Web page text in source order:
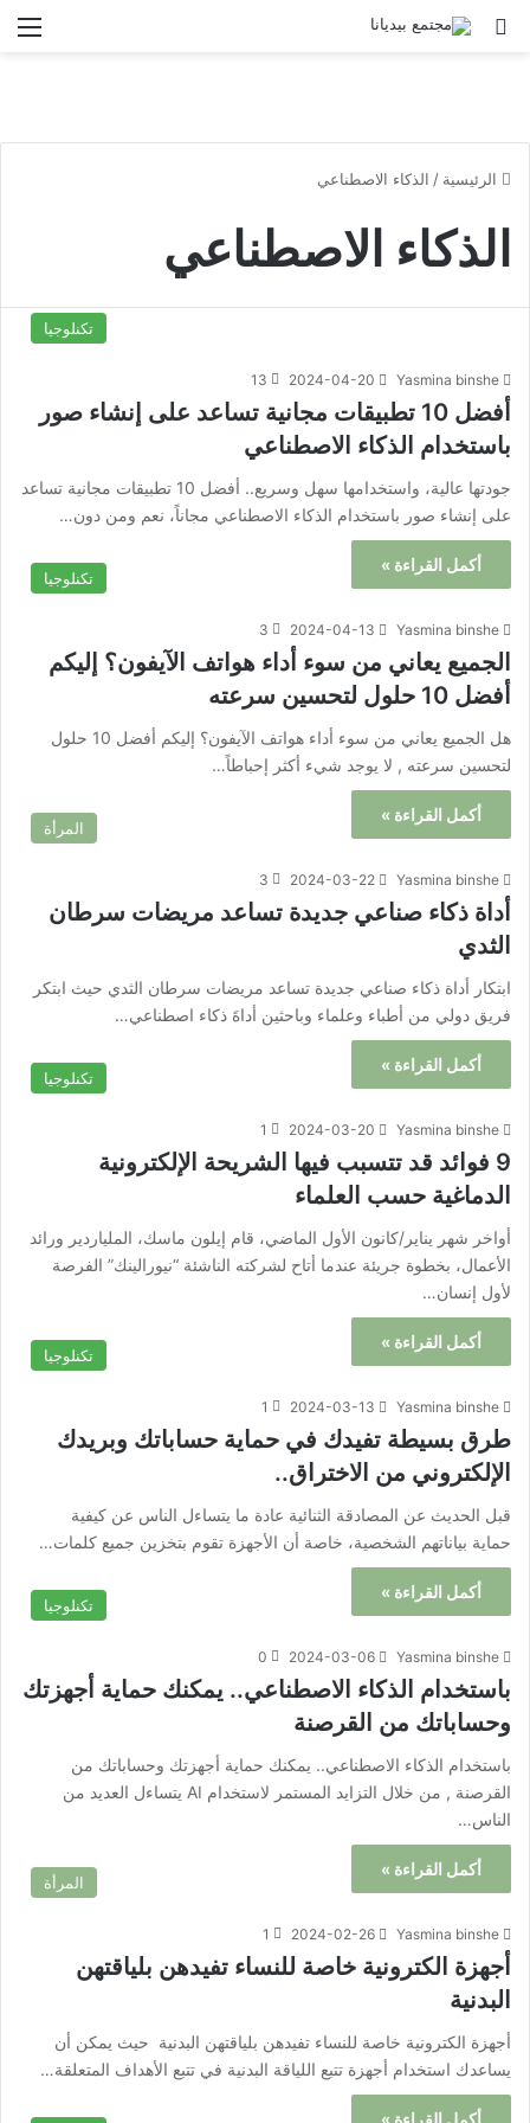
بحث عن
الرئيسية / الذكاء الاصطناعي
الذكاء الاصطناعي
تكنلوجيا
Yasmina binshe
2024-04-20
13
أفضل 10 تطبيقات مجانية تساعد على إنشاء صور
باستخدام الذكاء الاصطناعي
جودتها عالية، واستخدامها سهل وسريع.. أفضل 10 تطبيقات مجانية تساعد
على إنشاء صور باستخدام الذكاء الاصطناعي مجاناً، نعم ومن دون…
أكمل القراءة »
تكنلوجيا
Yasmina binshe
2024-04-13
3
الجميع يعاني من سوء أداء هواتف الآيفون؟ إليكم
أفضل 10 حلول لتحسين سرعته
هل الجميع يعاني من سوء أداء هواتف الآيفون؟ إليكم أفضل 10 حلول
لتحسين سرعته , لا يوجد شيء أكثر إحباطاً…
أكمل القراءة »
المرأة
Yasmina binshe
2024-03-22
3
أداة ذكاء صناعي جديدة تساعد مريضات سرطان
الثدي
ابتكار أداة ذكاء صناعي جديدة تساعد مريضات سرطان الثدي حيث ابتكر
فريق دولي من أطباء وعلماء وباحثين أداةَ ذكاء اصطناعي…
أكمل القراءة »
تكنلوجيا
Yasmina binshe
2024-03-20
1
9 فوائد قد تتسبب فيها الشريحة الإلكترونية
الدماغية حسب العلماء
أواخر شهر يناير/كانون الأول الماضي، قام إيلون ماسك، الملياردير ورائد
الأعمال، بخطوة جريئة عندما أتاح لشركته الناشئة “نيورالينك” الفرصة
لأول إنسان…
أكمل القراءة »
تكنلوجيا
Yasmina binshe
2024-03-13
1
طرق بسيطة تفيدك في حماية حساباتك وبريدك
الإلكتروني من الاختراق..
قبل الحديث عن المصادقة الثنائية عادة ما يتساءل الناس عن كيفية
حماية بياناتهم الشخصية، خاصة أن الأجهزة تقوم بتخزين جميع كلمات…
أكمل القراءة »
تكنلوجيا
Yasmina binshe
2024-03-06
0
باستخدام الذكاء الاصطناعي.. يمكنك حماية أجهزتك
وحساباتك من القرصنة
باستخدام الذكاء الاصطناعي.. يمكنك حماية أجهزتك وحساباتك من
القرصنة , من خلال التزايد المستمر لاستخدام AI يتساءل العديد من
الناس…
أكمل القراءة »
المرأة
Yasmina binshe
2024-02-26
1
أجهزة الكترونية خاصة للنساء تفيدهن بلياقتهن
البدنية
أجهزة الكترونية خاصة للنساء تفيدهن بلياقتهن البدنية حيث يمكن أن
يساعدك استخدام أجهزة تتبع اللياقة البدنية في تتبع الأهداف المتعلقة…
أكمل القراءة »